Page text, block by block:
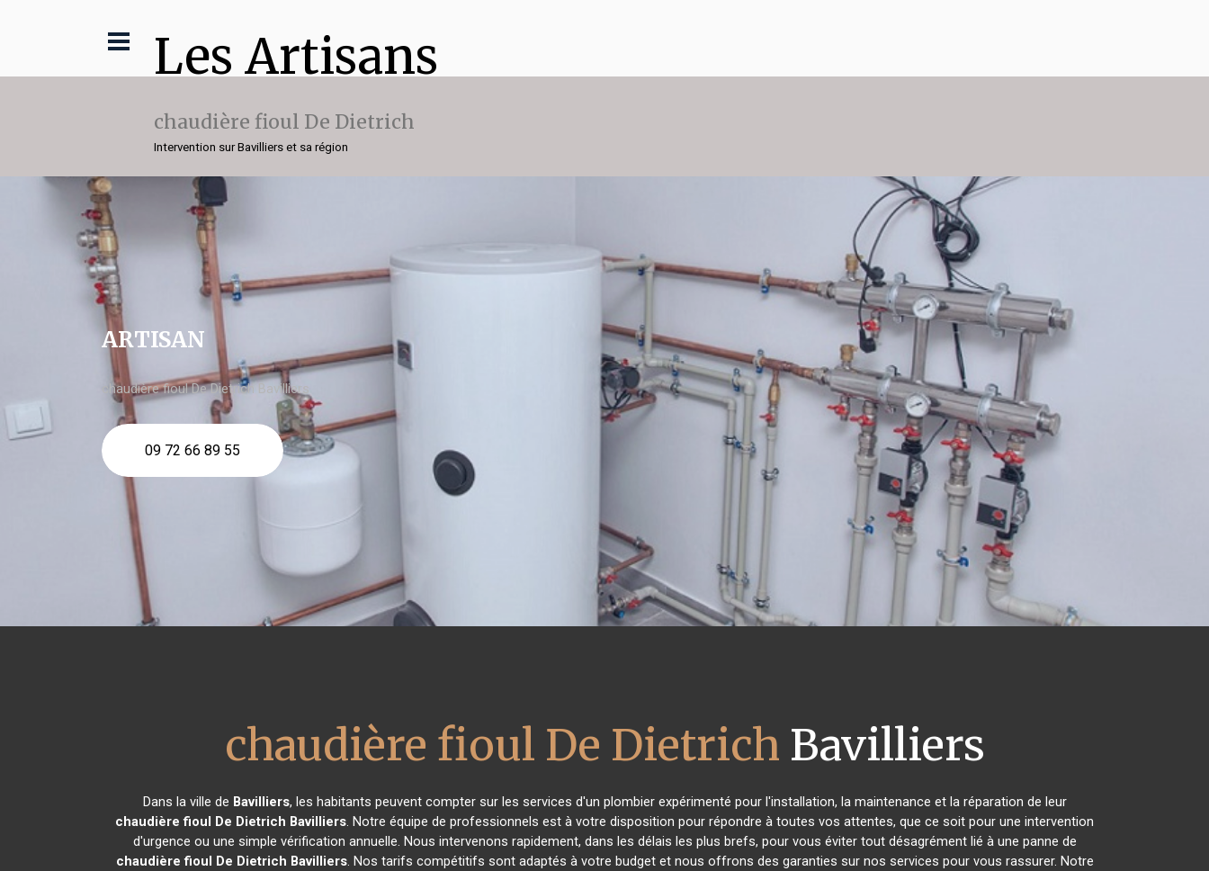
Les Artisans
chaudière fioul De Dietrich
Intervention sur Bavilliers et sa région
ARTISAN
chaudière fioul De Dietrich Bavilliers
09 72 66 89 55
chaudière fioul De Dietrich Bavilliers
Dans la ville de Bavilliers, les habitants peuvent compter sur les services d'un plombier expérimenté pour l'installation, la maintenance et la réparation de leur
chaudière fioul De Dietrich Bavilliers. Notre équipe de professionnels est à votre disposition pour répondre à toutes vos attentes, que ce soit pour une intervention
d'urgence ou une simple vérification annuelle. Nous intervenons rapidement, dans les délais les plus brefs, pour vous éviter tout désagrément lié à une panne de
chaudière fioul De Dietrich Bavilliers. Nos tarifs compétitifs sont adaptés à votre budget et nous offrons des garanties sur nos services pour vous rassurer. Notre